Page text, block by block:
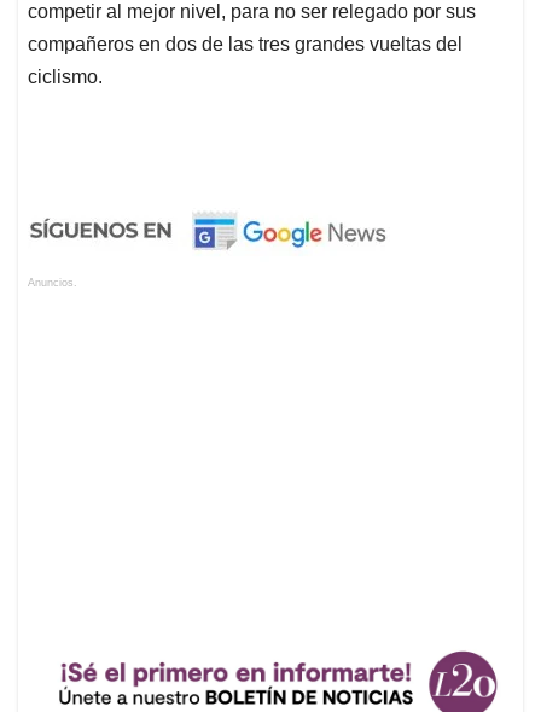
competir al mejor nivel, para no ser relegado por sus
compañeros en dos de las tres grandes vueltas del
ciclismo.
Anuncios.